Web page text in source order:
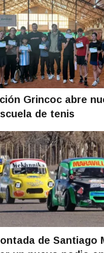
Grincoc abre
de tenis
de Santiago